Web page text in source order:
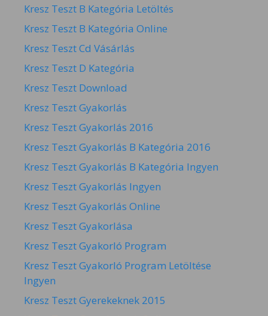
Kresz Teszt B Kategória Letöltés
Kresz Teszt B Kategória Online
Kresz Teszt Cd Vásárlás
Kresz Teszt D Kategória
Kresz Teszt Download
Kresz Teszt Gyakorlás
Kresz Teszt Gyakorlás 2016
Kresz Teszt Gyakorlás B Kategória 2016
Kresz Teszt Gyakorlás B Kategória Ingyen
Kresz Teszt Gyakorlás Ingyen
Kresz Teszt Gyakorlás Online
Kresz Teszt Gyakorlása
Kresz Teszt Gyakorló Program
Kresz Teszt Gyakorló Program Letöltése
Ingyen
Kresz Teszt Gyerekeknek 2015